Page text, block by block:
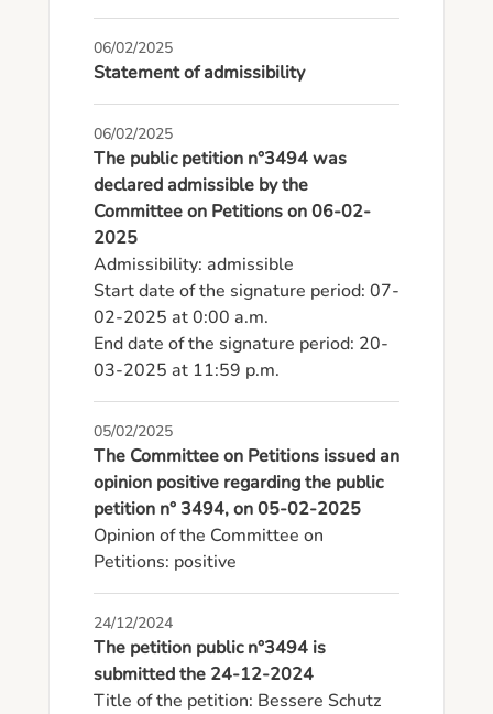
06/02/2025
Statement of admissibility
06/02/2025
The public petition n°3494 was
declared admissible by the
Committee on Petitions on 06-02-
2025
Admissibility: admissible
Start date of the signature period: 07-
02-2025 at 0:00 a.m.
End date of the signature period: 20-
03-2025 at 11:59 p.m.
05/02/2025
The Committee on Petitions issued an
opinion positive regarding the public
petition n° 3494, on 05-02-2025
Opinion of the Committee on
Petitions: positive
24/12/2024
The petition public n°3494 is
submitted the 24-12-2024
Title of the petition: Bessere Schutz